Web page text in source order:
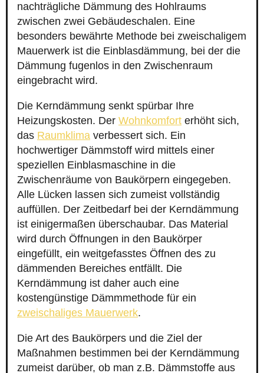
nachträgliche Dämmung des Hohlraums
zwischen zwei Gebäudeschalen. Eine
besonders bewährte Methode bei zweischaligem
Mauerwerk ist die Einblasdämmung, bei der die
Dämmung fugenlos in den Zwischenraum
eingebracht wird.
Die Kerndämmung senkt spürbar Ihre
Heizungskosten. Der Wohnkomfort erhöht sich,
das Raumklima verbessert sich. Ein
hochwertiger Dämmstoff wird mittels einer
speziellen Einblasmaschine in die
Zwischenräume von Baukörpern eingegeben.
Alle Lücken lassen sich zumeist vollständig
auffüllen. Der Zeitbedarf bei der Kerndämmung
ist einigermaßen überschaubar. Das Material
wird durch Öffnungen in den Baukörper
eingefüllt, ein weitgefasstes Öffnen des zu
dämmenden Bereiches entfällt. Die
Kerndämmung ist daher auch eine
kostengünstige Dämmmethode für ein
zweischaliges Mauerwerk.
Die Art des Baukörpers und die Ziel der
Maßnahmen bestimmen bei der Kerndämmung
zumeist darüber, ob man z.B. Dämmstoffe aus